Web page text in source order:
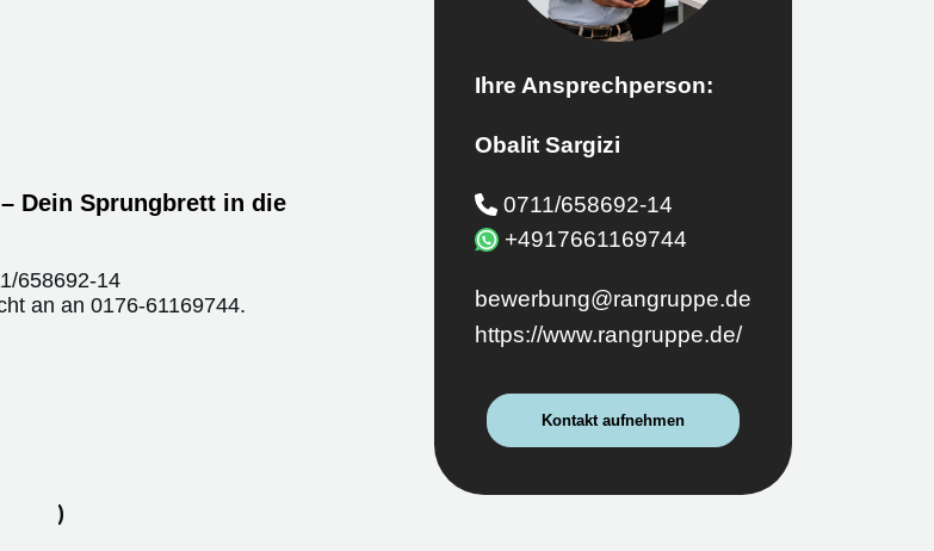
Dein Sprungbrett in die
658692-14
an an 0176-61169744.
w/d)
Ihre Ansprechperson:
Obalit Sargizi
0711/658692-14
+4917661169744
bewerbung@rangruppe.de
https://www.rangruppe.de/
Kontakt aufnehmen